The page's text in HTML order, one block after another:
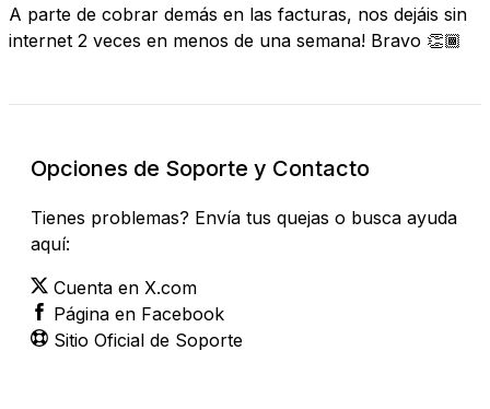
A parte de cobrar demás en las facturas, nos dejáis sin
internet 2 veces en menos de una semana! Bravo 👏🏾
Opciones de Soporte y Contacto
Tienes problemas? Envía tus quejas o busca ayuda
aquí:
Cuenta en X.com
Página en Facebook
Sitio Oficial de Soporte